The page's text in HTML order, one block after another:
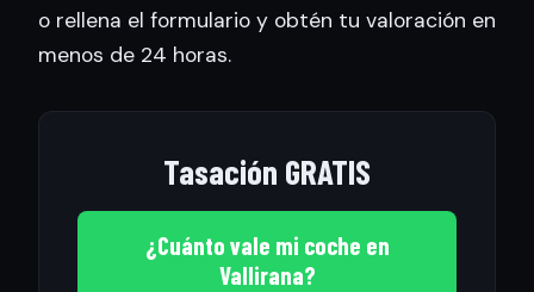
o rellena el formulario y obtén tu valoración en
menos de 24 horas.
Tasación GRATIS
¿Cuánto vale mi coche en
Vallirana?